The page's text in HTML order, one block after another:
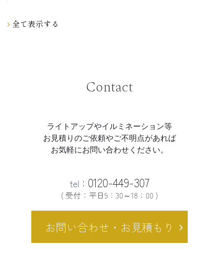
全て表示する
Contact
ライトアップやイルミネーション等
お見積りのご依頼やご不明点があれば
お気軽にお問い合わせください。
tel： 0120-449-307
( 受付：平日9：30～18：00 )
お問い合わせ・お見積もり